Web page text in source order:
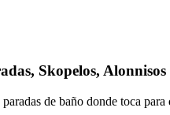
Skopelos, Alonnisos
de baño donde toca